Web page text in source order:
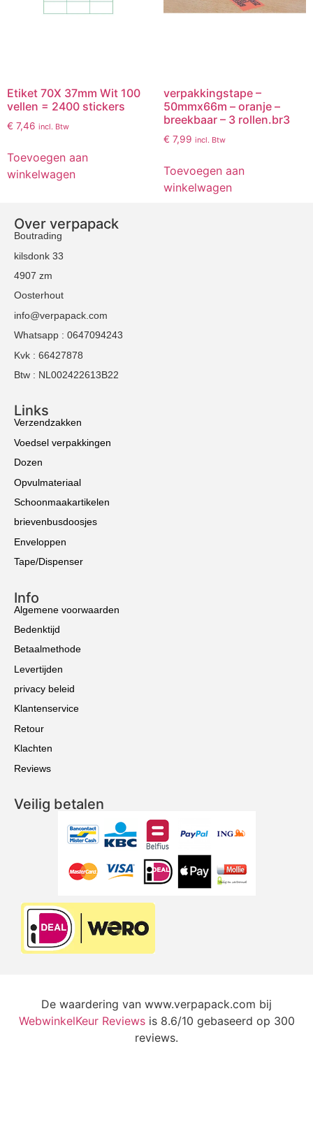
Etiket 70X 37mm Wit 100
vellen = 2400 stickers
€ 7,46 incl. Btw
Toevoegen aan
winkelwagen
verpakkingstape –
50mmx66m – oranje –
breekbaar – 3 rollen.br3
€ 7,99 incl. Btw
Toevoegen aan
winkelwagen
Over verpapack
Boutrading
kilsdonk 33
4907 zm
Oosterhout
info@verpapack.com
Whatsapp : 0647094243
Kvk : 66427878
Btw : NL002422613B22
Links
Verzendzakken
Voedsel verpakkingen
Dozen
Opvulmateriaal
Schoonmaakartikelen
brievenbusdoosjes
Enveloppen
Tape/Dispenser
Algemene voorwaarden
Bedenktijd
Betaalmethode
Levertijden
privacy beleid
Klantenservice
Retour
Klachten
Reviews
Info
Veilig betalen
De waardering van www.verpapack.com bij
WebwinkelKeur Reviewsis 8.6/10 gebaseerd op 300
reviews.